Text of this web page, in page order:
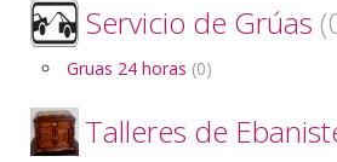
Servicio de Grúas
Gruas 24 horas (0)
Talleres de